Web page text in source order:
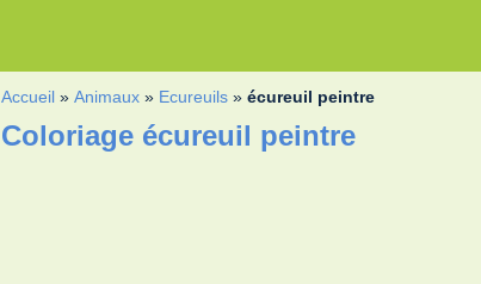
Accueil »Animaux » Ecureuils »écureuil peintre
Coloriage écureuil peintre